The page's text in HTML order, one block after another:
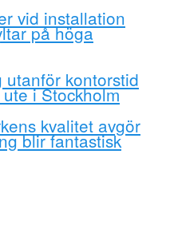
vid installation
på höga
kontorstid
i Stockholm
kvalitet avgör
blir fantastisk